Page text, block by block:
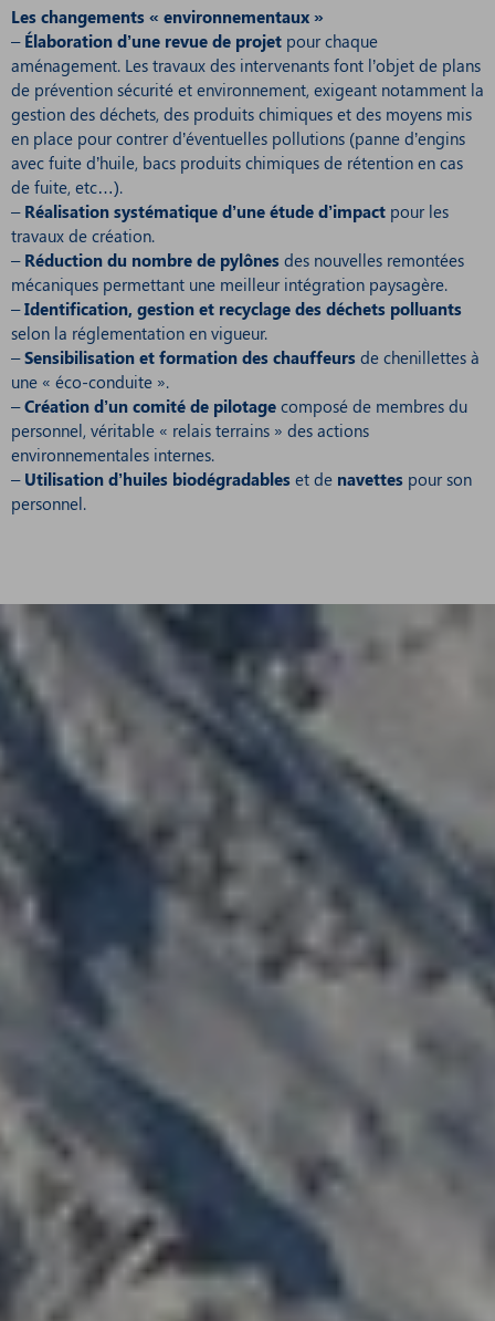
Les changements « environnementaux »
– Élaboration d’une revue de projet pour chaque
aménagement. Les travaux des intervenants font l’objet de plans
de prévention sécurité et environnement, exigeant notamment la
gestion des déchets, des produits chimiques et des moyens mis
en place pour contrer d’éventuelles pollutions (panne d’engins
avec fuite d’huile, bacs produits chimiques de rétention en cas
de fuite, etc…).
– Réalisation systématique d’une étude d’impact pour les
travaux de création.
– Réduction du nombre de pylônes des nouvelles remontées
mécaniques permettant une meilleur intégration paysagère.
–Identification, gestion et recyclage des déchets polluants
selon la réglementation en vigueur.
–Sensibilisation et formation des chauffeurs de chenillettes à
une « éco-conduite ».
–Création d’un comité de pilotage composé de membres du
personnel, véritable « relais terrains » des actions
environnementales internes.
– Utilisation d’huiles biodégradables et de navettes pour son
personnel.